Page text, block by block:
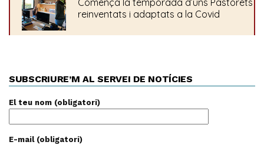
SUBSCRIURE’M AL SERVEI DE NOTÍCIES
El teu nom (obligatori)
E-mail (obligatori)